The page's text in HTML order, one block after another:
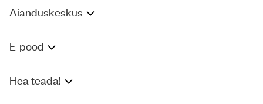
Aianduskeskus
E-pood
Hea teada!